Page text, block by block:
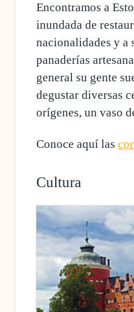
Encontramos a
inundada de
nacionalidades y a
panaderías
general su gente
degustar diversas
orígenes, un vaso
Conoce aquí las
Cultura